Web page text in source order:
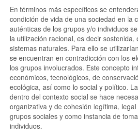
En términos más específicos se
condición de vida de una sociedad en la
auténticas de los grupos y/o individuos
la utilización racional, es decir sostenida,
sistemas naturales. Para ello se
se encuentran en contradicción con los
los grupos involucrados. Este concepto
económicos, tecnológicos, de
ecológica, así como lo social y político.
dentro del contexto social se hace
organizativa y de cohesión legítima,
grupos sociales y como instancia de
individuos.